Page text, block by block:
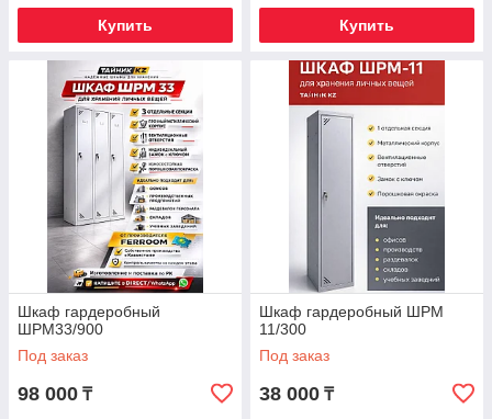
Купить Купить
Шкаф гардеробный
ШРМ33/900
Под заказ
98 000 ₸
Шкаф гардеробный ШРМ
11/300
Под заказ
38 000 ₸